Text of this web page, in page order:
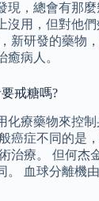
現，總會有那
沒用，但對他
新研發的藥物
病人。
戒糖嗎?
療藥物來控制
癌症不同的是
治療。 但何杰
。 血球分離機